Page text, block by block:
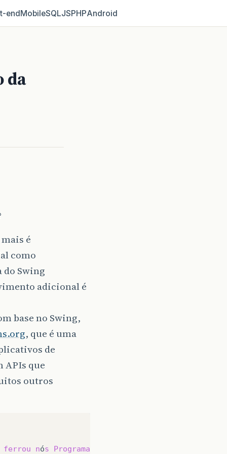
MobileSQLJSPHPAndroid
da
é
como
Swing
adicional é
base no Swing,
, que é uma
de
APIs que
outros
ferrou nós Programadores